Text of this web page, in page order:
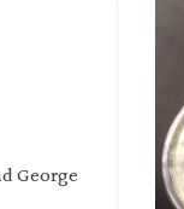
George